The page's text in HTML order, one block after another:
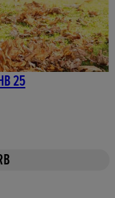
25
439,00 €.